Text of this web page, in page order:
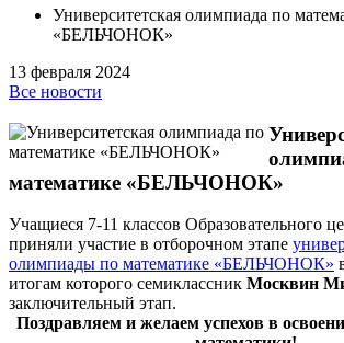
Университетская олимпиада по
«БЕЛЬЧОНОК»
13 февраля 2024
Все новости
математике «БЕЛЬЧОНОК»
Учащиеся 7-11 классов Образовательного
приняли участие в отборочном этапе
олимпиады по математике «БЕЛЬЧОНОК»
итогам которого семиклассник Москвин
заключительный этап.
Поздравляем и желаем успехов в